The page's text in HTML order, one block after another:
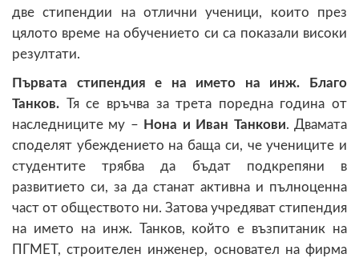
две стипендии на отлични ученици, които през
цялото време на обучението си са показали високи
резултати.
Първата стипендия е на името на инж. Благо
Танков. Тя се връчва за трета поредна година от
наследниците му – Нона и Иван Танкови. Двамата
споделят убеждението на баща си, че учениците и
студентите трябва да бъдат подкрепяни в
развитието си, за да станат активна и пълноценна
част от обществото ни. Затова учредяват стипендия
на името на инж. Танков, който е възпитаник на
ПГМЕТ, строителен инженер, основател на фирма